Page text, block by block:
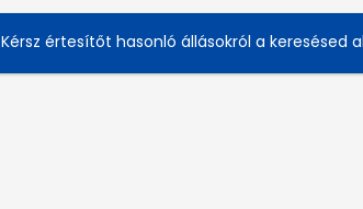
Kérsz értesítőt hasonló állásokról a keresésed